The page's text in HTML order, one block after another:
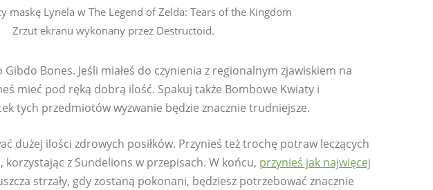
Zrzut ekranu wykonany przez Destructoid.
Bones. Jeśli miałeś do czynienia z regionalnym zjawiskiem na
mieć pod ręką dobrą ilość. Spakuj także Bombowe Kwiaty i
tych przedmiotów wyzwanie będzie znacznie trudniejsze.
dużej ilości zdrowych posiłków. Przynieś też trochę potraw leczących
z Sundelions w przepisach. W końcu, przynieś jak najwięcej
strzały, gdy zostaną pokonani, będziesz potrzebować znacznie